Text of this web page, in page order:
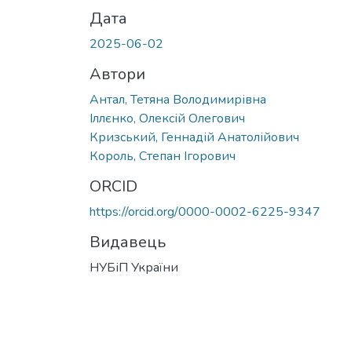
Дата
2025-06-02
Автори
Антал, Тетяна Володимирівна
Іллєнко, Олексій Олегович
Кризський, Геннадій Анатолійович
Король, Степан Ігорович
ORCID
https://orcid.org/0000-0002-6225-9347
Видавець
НУБіП України